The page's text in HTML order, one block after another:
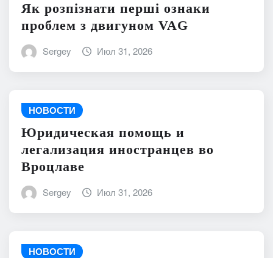
Як розпізнати перші ознаки
проблем з двигуном VAG
Sergey Июл 31, 2026
НОВОСТИ
Юридическая помощь и
легализация иностранцев во
Вроцлаве
Sergey Июл 31, 2026
НОВОСТИ